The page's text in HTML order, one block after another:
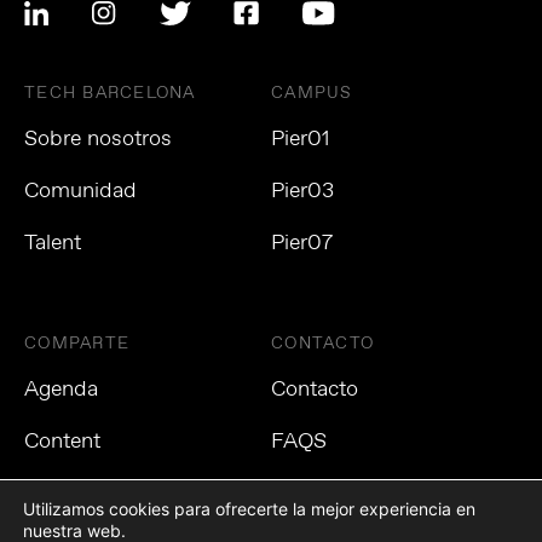
TECH BARCELONA
Sobre nosotros
Comunidad
Talent
CAMPUS
Pier01
Pier03
Pier07
COMPARTE
Agenda
Content
CONTACTO
Contacto
FAQS
Utilizamos cookies para ofrecerte la mejor experiencia en
nuestra web.